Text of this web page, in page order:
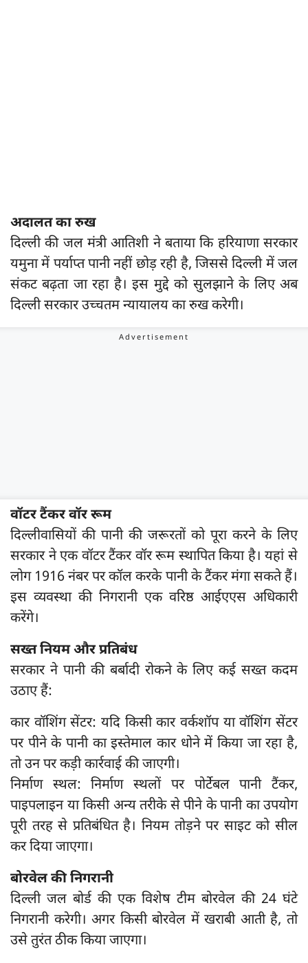
अदालत का रुख
दिल्ली की जल मंत्री आतिशी ने बताया कि हरियाणा सरकार
यमुना में पर्याप्त पानी नहीं छोड़ रही है, जिससे दिल्ली में जल
संकट बढ़ता जा रहा है। इस मुद्दे को सुलझाने के लिए अब
दिल्ली सरकार उच्चतम न्यायालय का रुख करेगी।
वॉटर टैंकर वॉर रूम
दिल्लीवासियों की पानी की जरूरतों को पूरा करने के लिए
सरकार ने एक वॉटर टैंकर वॉर रूम स्थापित किया है। यहां से
लोग 1916 नंबर पर कॉल करके पानी के टैंकर मंगा सकते हैं।
इस व्यवस्था की निगरानी एक वरिष्ठ आईएएस अधिकारी
करेंगे।
सख्त नियम और प्रतिबंध
सरकार ने पानी की बर्बादी रोकने के लिए कई सख्त कदम
उठाए हैं:
कार वॉशिंग सेंटर: यदि किसी कार वर्कशॉप या वॉशिंग सेंटर
पर पीने के पानी का इस्तेमाल कार धोने में किया जा रहा है,
तो उन पर कड़ी कार्रवाई की जाएगी।
निर्माण स्थल: निर्माण स्थलों पर पोर्टेबल पानी टैंकर,
पाइपलाइन या किसी अन्य तरीके से पीने के पानी का उपयोग
पूरी तरह से प्रतिबंधित है। नियम तोड़ने पर साइट को सील
कर दिया जाएगा।
बोरवेल की निगरानी
दिल्ली जल बोर्ड की एक विशेष टीम बोरवेल की 24 घंटे
निगरानी करेगी। अगर किसी बोरवेल में खराबी आती है, तो
उसे तुरंत ठीक किया जाएगा।